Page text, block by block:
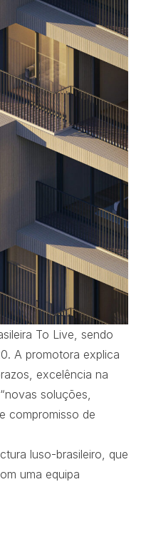
To Live, sendo
A promotora explica
excelência na
soluções,
compromisso de
luso-brasileiro, que
uma equipa